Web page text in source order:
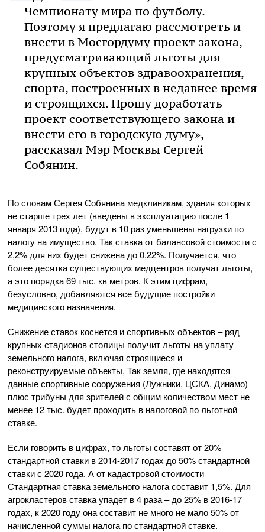
Чемпионату мира по футболу.
Поэтому я предлагаю рассмотреть и
внести в Мосгордуму проект закона,
предусматривающий льготы для
крупных объектов здравоохранения,
спорта, построенных в недавнее время
и строящихся. Прошу доработать
проект соответствующего закона и
внести его в городскую думу»,-
рассказал Мэр Москвы Сергей
Собянин.
По словам Сергея Собянина медклиникам, здания которых
не старше трех лет (введены в эксплуатацию после 1
января 2013 года), будут в 10 раз уменьшены нагрузки по
налогу на имущество. Так ставка от балансовой стоимости с
2,2% для них будет снижена до 0,22%. Получается, что
более десятка существующих медцентров получат льготы,
а это порядка 69 тыс. кв метров. К этим цифрам,
безусловно, добавляются все будущие постройки
медицинского назначения.
Снижение ставок коснется и спортивных объектов – ряд
крупных стадионов столицы получит льготы на уплату
земельного налога, включая строящиеся и
реконструируемые объекты, Так земля, где находятся
данные спортивные сооружения (Лужники, ЦСКА, Динамо)
плюс трибуны для зрителей с общим количеством мест не
менее 12 тыс. будет проходить в налоговой по льготной
ставке.
Если говорить в цифрах, то льготы составят от 20%
стандартной ставки в 2014-2017 годах до 50% стандартной
ставки с 2020 года. А от кадастровой стоимости
Стандартная ставка земельного налога составит 1,5%. Для
агрокластеров ставка упадет в 4 раза – до 25% в 2016-17
годах, к 2020 году она составит не много не мало 50% от
начисленной суммы налога по стандартной ставке.